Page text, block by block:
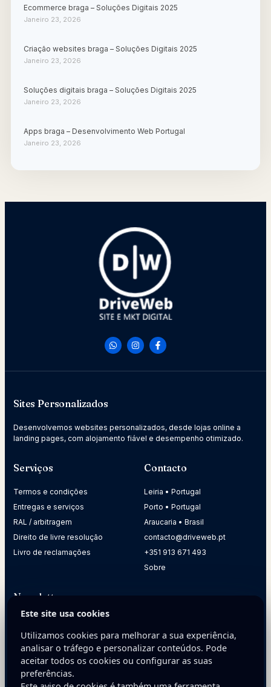
Ecommerce braga – Soluções Digitais 2025
Janeiro 23, 2026
Criação websites braga – Soluções Digitais 2025
Janeiro 23, 2026
Soluções digitais braga – Soluções Digitais 2025
Janeiro 23, 2026
Apps braga – Desenvolvimento Web Portugal
Janeiro 23, 2026
Sites Personalizados
Desenvolvemos websites personalizados, desde lojas online a
landing pages, com alojamento fiável e desempenho otimizado.
Serviços
Termos e condições
Entregas e serviços
RAL / arbitragem
Direito de livre resolução
Livro de reclamações
Contacto
Leiria • Portugal
Porto • Portugal
Araucaria • Brasil
contacto@driveweb.pt
+351 913 671 493
Sobre
Newsletter
sua empresa.
E-mail
Este site usa cookies
Utilizamos cookies para melhorar a sua experiência,
analisar o tráfego e personalizar conteúdos. Pode
aceitar todos os cookies ou configurar as suas
preferências.